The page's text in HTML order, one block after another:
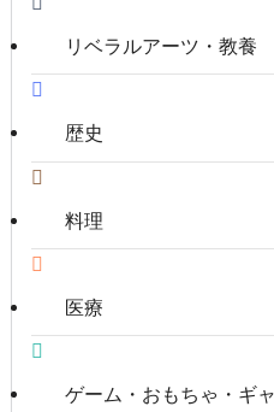
リベラルアーツ・教養
歴史
料理
医療
ゲーム・おもちゃ・ギ